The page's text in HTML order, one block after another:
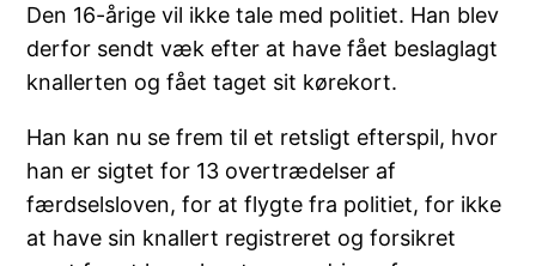
Den 16-årige vil ikke tale med politiet. Han blev
derfor sendt væk efter at have fået beslaglagt
knallerten og fået taget sit kørekort.
Han kan nu se frem til et retsligt efterspil, hvor
han er sigtet for 13 overtrædelser af
færdselsloven, for at flygte fra politiet, for ikke
at have sin knallert registreret og forsikret